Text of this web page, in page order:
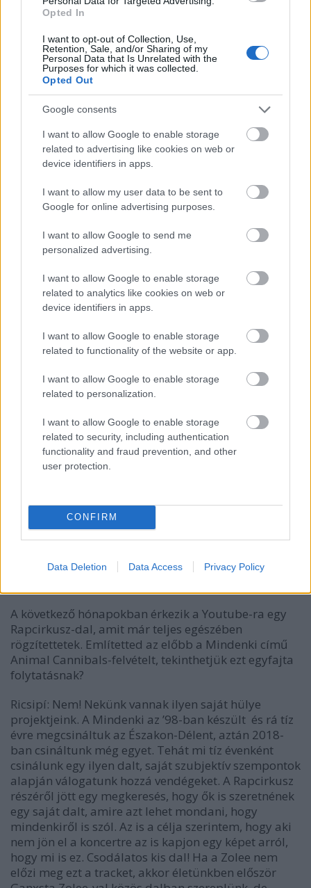
Opted In
I want to opt-out of Collection, Use,
Retention, Sale, and/or Sharing of my
Personal Data that Is Unrelated with the
Purposes for which it was collected.
Opted Out
Google consents
I want to allow Google to enable storage
related to advertising like cookies on web or
device identifiers in apps.
I want to allow my user data to be sent to
Google for online advertising purposes.
I want to allow Google to send me
personalized advertising.
I want to allow Google to enable storage
related to analytics like cookies on web or
device identifiers in apps.
I want to allow Google to enable storage
related to functionality of the website or app.
I want to allow Google to enable storage
related to personalization.
I want to allow Google to enable storage
related to security, including authentication
functionality and fraud prevention, and other
user protection.
CONFIRM
Data Deletion Data Access Privacy Policy
kifelé, hogy minden olyan kezdeményezés, ami
egy break-találkozó, nekünk az tetszik. De ha
zeneileg van ennyire összefésülve a dolog, és ennyire
sokszínűen, nemcsak a gengszter-rapre van
kihegyezve mondjuk az egész este, hanem tényleg
minden íz helyet kap, akkor ez nekünk nagyon tetszik
hogy ennek a decemberi verziónak kvázi mi leszünk
a porondmesterei.
Az eddigi Rapcirkuszokról van, olyan pillanat, olyan
zenei átdolgozás, amire különösen szívesen
emlékeztek vissza?
Ricsipí: A tavaszi Budapest Parkos buli fináléjában a
Mindenki szólalt meg, ahol tényleg feljött mindenki,
és mindenki ott volt a színpadon, aki számított
abban a pillanatban. Az mindig egy felemelő érzés,
amikor sok rapper egymás mellett békében,
létezni és nem egymás ellen van. Mindenki félretette
a vélt vagy valós sérelmeit és gyakorlatilag egy
tök jó pillanat volt és ott elő is kerültek a
fényképezőgépek rendesen.
A következő hónapokban érkezik a Youtube-ra egy
Rapcirkusz-dal, amit már teljes egészében
rögzítettetek. Említetted az előbb a Mindenki című
Animal Cannibals-felvételt, tekinthetjük ezt egyfajta
folytatásnak?
Ricsipí: Nem! Nekünk vannak ilyen saját hülye
projektjeink. A Mindenki az ’98-ban készült és rá tíz
évre megcsináltuk az Északon-Délent, aztán 2018-
ban csináltunk még egyet. Tehát mi tíz évenként
csinálunk egy ilyen dalt, saját szubjektív szempontok
alapján válogatunk hozzá vendégeket. A Rapcirkusz
részéről jött egy megkeresés, hogy ők is szeretnének
egy saját dalt, amire azt lehet mondani, hogy
mindenkiről is szól. Az is a célja szerintem, hogy aki
nem jön el a koncertre az is kapjon egy képet arról,
hogy mi is ez. Csodálatos kis dal! Ha a Zolee nem
előzi meg ezt a tracket, akkor életünkben először